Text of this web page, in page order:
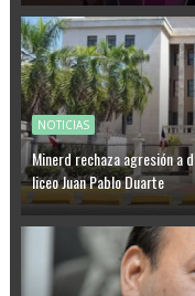
NOTICIAS
Minerd rechaza agresión a
liceo Juan Pablo Duarte